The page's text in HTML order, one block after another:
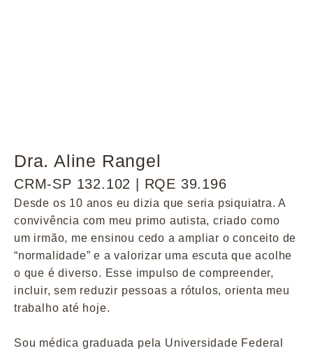
Dra. Aline Rangel
CRM-SP 132.102 | RQE 39.196
Desde os 10 anos eu dizia que seria psiquiatra. A
convivência com meu primo autista, criado como
um irmão, me ensinou cedo a ampliar o conceito de
“normalidade” e a valorizar uma escuta que acolhe
o que é diverso. Esse impulso de compreender,
incluir, sem reduzir pessoas a rótulos, orienta meu
trabalho até hoje.
Sou médica graduada pela Universidade Federal